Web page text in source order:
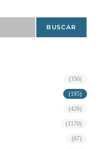
BUSCAR
(350)
(195)
(426)
(1170)
(67)